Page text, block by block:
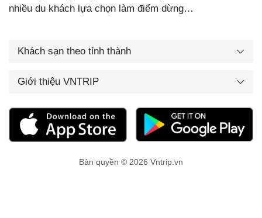
nhiều du khách lựa chọn làm điểm dừng…
Khách sạn theo tỉnh thành
Giới thiệu VNTRIP
Bản quyền © 2026 Vntrip.vn